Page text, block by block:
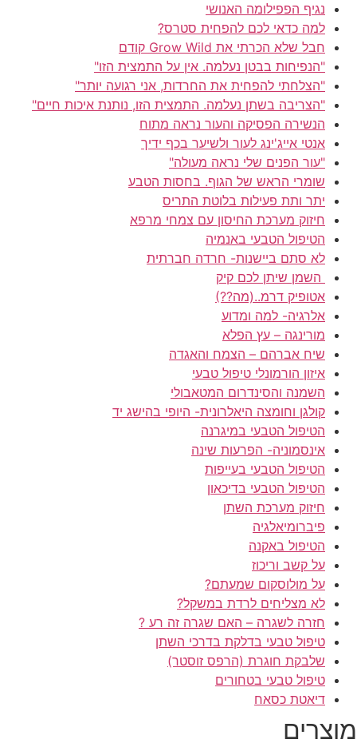
נגיף הפפילומה האנושי
למה כדאי לכם להפחית סטרס?
חבל שלא הכרתי את Grow Wild קודם
"הנפיחות בבטן נעלמה. אין על התמצית הזו"
"הצלחתי להפחית את החרדות, אני רגועה יותר"
"הצריבה בשתן נעלמה. התמצית הזו, נותנת איכות חיים"
הנשירה הפסיקה והעור נראה מתוח
אנטי אייג'ינג לעור ולשיער בכף ידיך
"עור הפנים שלי נראה מעולה"
שומרי הראש של הגוף. בחסות הטבע
יתר ותת פעילות בלוטת התריס
חיזוק מערכת החיסון עם צמחי מרפא
הטיפול הטבעי באנמיה
לא סתם ביישנות- חרדה חברתית
השמן שיתן לכם קיק
אטופיק דרמ..(מה??)
אלרגיה- למה ומדוע
מורינגה – עץ הפלא
שיח אברהם – הצמח והאגדה
איזון הורמונלי טיפול טבעי
השמנה והסינדרום המטאבולי
קולגן וחומצה היאלרונית- היופי בהישג יד
הטיפול הטבעי במיגרנה
אינסמוניה- הפרעות שינה
הטיפול הטבעי בעייפות
הטיפול הטבעי בדיכאון
חיזוק מערכת השתן
פיברומיאלגיה
הטיפול באקנה
על קשב וריכוז
על מולוסקום שמעתם?
לא מצליחים לרדת במשקל?
חזרה לשגרה – האם שגרה זה רע ?
טיפול טבעי בדלקת בדרכי השתן
שלבקת חוגרת (הרפס זוסטר)
טיפול טבעי בטחורים
דיאטת כסאח
מוצרים